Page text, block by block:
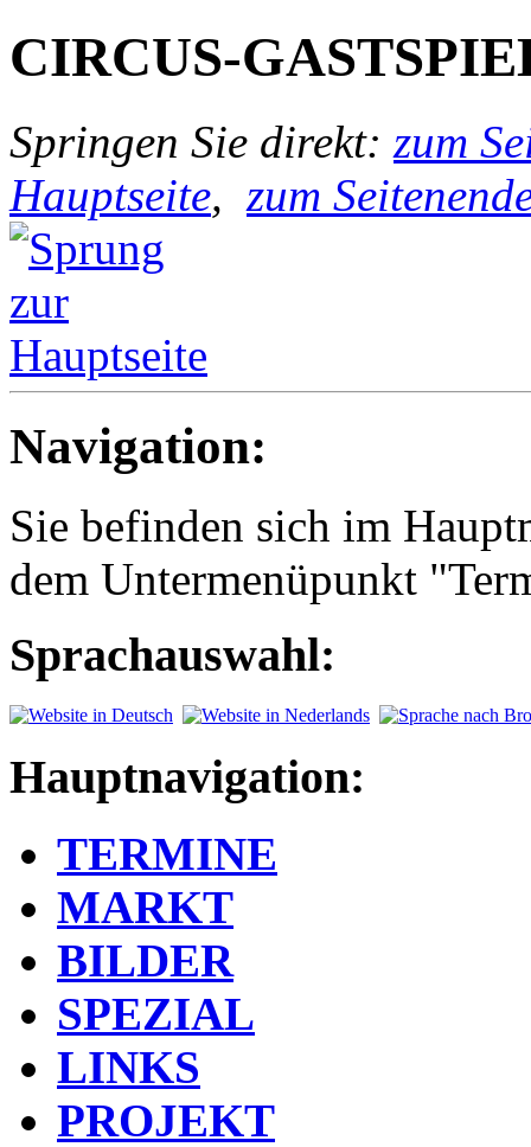
CIRCUS-
Springen Sie direkt: zum
Hauptseite, zum
Navigation:
Sie befinden sich im
dem Untermenüpunkt
Sprachauswahl:
Hauptnavigation:
TERMINE
MARKT
BILDER
SPEZIAL
LINKS
PROJEKT